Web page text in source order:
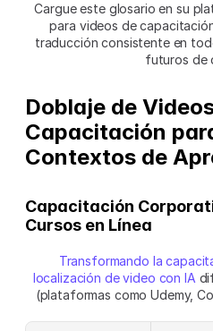
Cargue este glosario en su
para videos de
traducción consistente en
futuros de
Doblaje de
Capacitación
Contextos de
Capacitación
Cursos en Línea
Transformando la
localización de video con IA
(plataformas como Udemy,